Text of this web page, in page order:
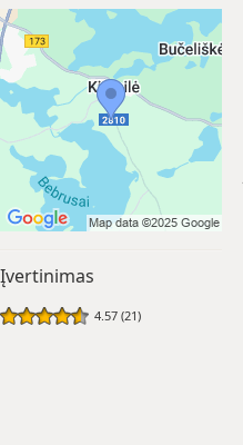
Įvertinimas
4.57 (21)